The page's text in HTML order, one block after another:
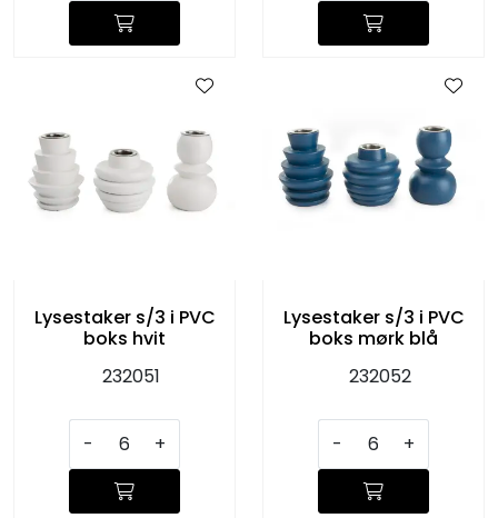
Lysestaker s/3 i PVC
boks hvit
232051
- +
Lysestaker s/3 i PVC
boks mørk blå
232052
- +